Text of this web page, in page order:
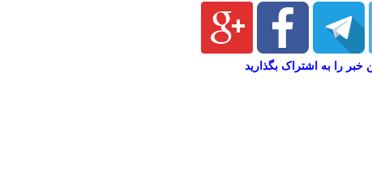
خبر را به اشتراک بگذارید